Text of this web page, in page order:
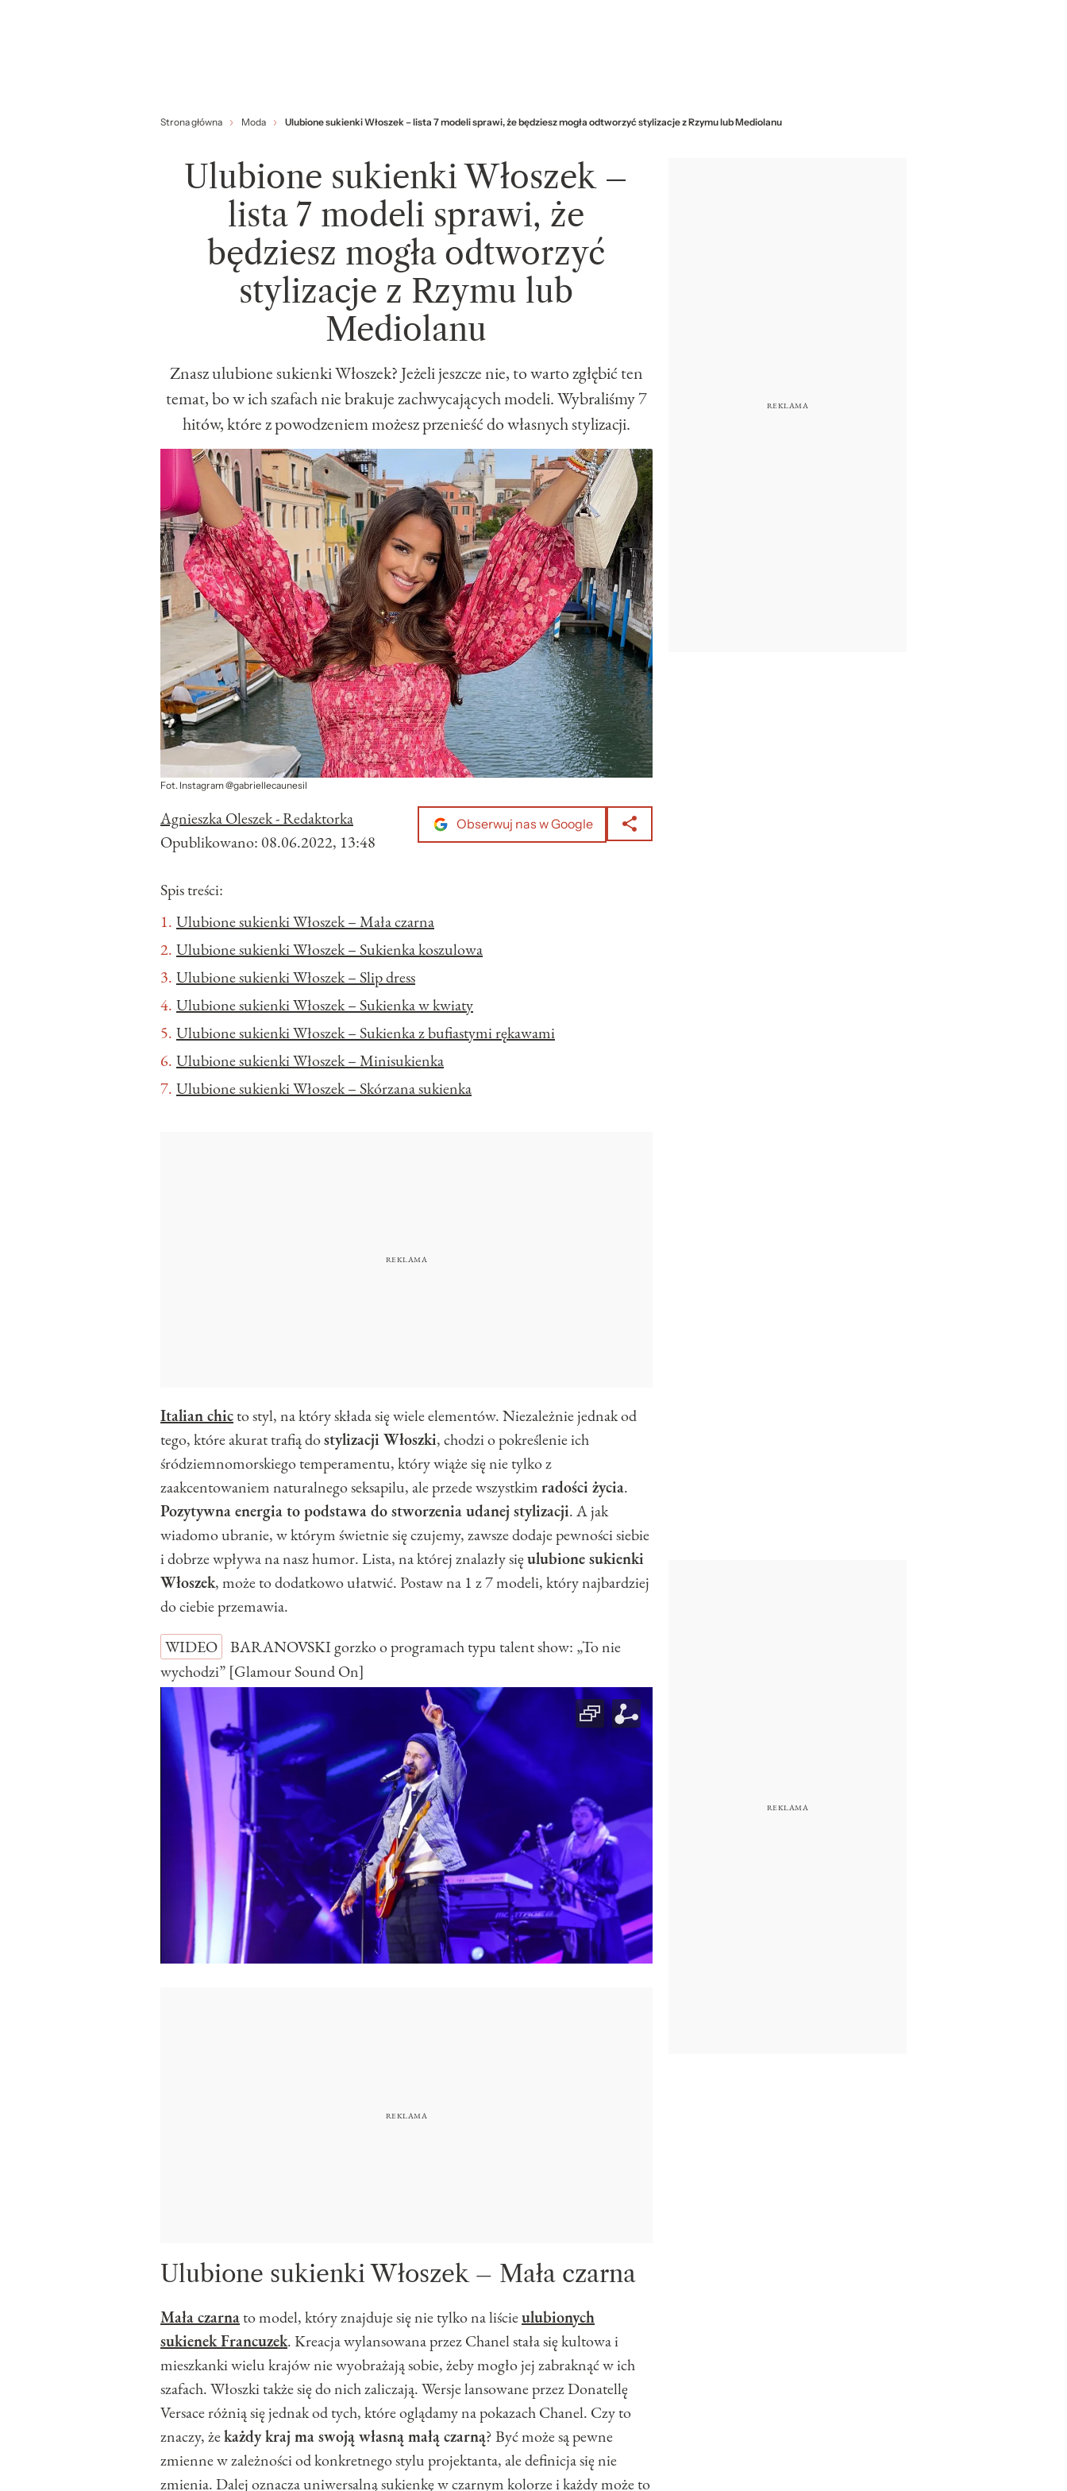
Strona główna Moda Ulubione sukienki Włoszek – lista 7 modeli sprawi, że będziesz mogła odtworzyć stylizacje z Rzymu lub Mediolanu
Ulubione sukienki Włoszek –
lista 7 modeli sprawi, że
będziesz mogła odtworzyć
stylizacje z Rzymu lub
Mediolanu
Znasz ulubione sukienki Włoszek? Jeżeli jeszcze nie, to warto zgłębić ten
temat, bo w ich szafach nie brakuje zachwycających modeli. Wybraliśmy 7
hitów, które z powodzeniem możesz przenieść do własnych stylizacji.
Fot. Instagram @gabriellecaunesil
Agnieszka Oleszek - Redaktorka
Opublikowano: 08.06.2022, 13:48
Obserwuj nas w Google
Spis treści:
Ulubione sukienki Włoszek – Mała czarna
Ulubione sukienki Włoszek – Sukienka koszulowa
Ulubione sukienki Włoszek – Slip dress
Ulubione sukienki Włoszek – Sukienka w kwiaty
Ulubione sukienki Włoszek – Sukienka z bufiastymi rękawami
Ulubione sukienki Włoszek – Minisukienka
Ulubione sukienki Włoszek – Skórzana sukienka
Italian chicto styl, na który składa się wiele elementów. Niezależnie jednak od
tego, które akurat trafią dostylizacji Włoszki, chodzi o pokreślenie ich
śródziemnomorskiego temperamentu, który wiąże się nie tylko z
zaakcentowaniem naturalnego seksapilu, ale przede wszystkimradości życia.
Pozytywna energia to podstawa do stworzenia udanej stylizacji. A jak
wiadomo ubranie, w którym świetnie się czujemy, zawsze dodaje pewności siebie
i dobrze wpływa na nasz humor. Lista, na której znalazły sięulubione sukienki
Włoszek, może to dodatkowo ułatwić. Postaw na 1 z 7 modeli, który najbardziej
do ciebie przemawia.
WIDEO
BARANOVSKI gorzko o programach typu talent show: „To nie
wychodzi” [Glamour Sound On]
Ulubione sukienki Włoszek – Mała czarna
Mała czarnato model, który znajduje się nie tylko na liścieulubionych
sukienek Francuzek. Kreacja wylansowana przez Chanel stała się kultowa i
mieszkanki wielu krajów nie wyobrażają sobie, żeby mogło jej zabraknąć w ich
szafach. Włoszki także się do nich zaliczają. Wersje lansowane przez Donatellę
Versace różnią się jednak od tych, które oglądamy na pokazach Chanel. Czy to
znaczy, żekażdy kraj ma swoją własną małą czarną? Być może są pewne
zmienne w zależności od konkretnego stylu projektanta, ale definicja się nie
zmienia. Dalej oznacza uniwersalną sukienkę w czarnym kolorze i każdy może to